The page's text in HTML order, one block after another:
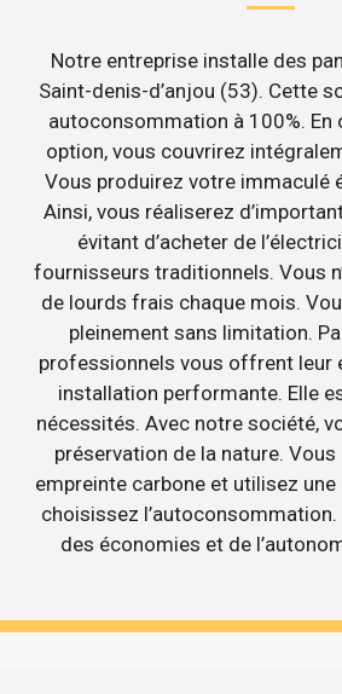
Notre entreprise installe des
Saint-denis-d’anjou (53). Cette
autoconsommation à 100%. En
option, vous couvrirez
Vous produirez votre immaculé
Ainsi, vous réaliserez
évitant d’acheter de
fournisseurs traditionnels. Vous
de lourds frais chaque mois.
pleinement sans limitation.
professionnels vous offrent leur
installation performante. Elle
nécessités. Avec notre société,
préservation de la nature.
empreinte carbone et utilisez une
choisissez
des économies et de